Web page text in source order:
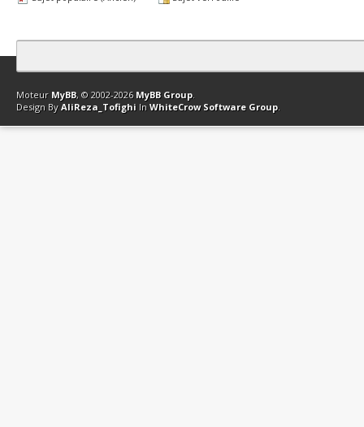
Contact Club Affiliation Retourner en haut Version bas-débit
Moteur MyBB, © 2002-2026 MyBB Group.
Design By AliReza_Tofighi In WhiteCrow Software Group.